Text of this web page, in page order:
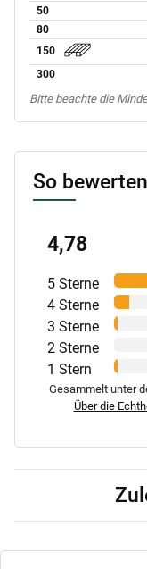
50
80
150
300
xBitte beachte die
So
4,78
5 Sterne
4 Sterne
3 Sterne
2 Sterne
1 Stern
Gesammelt unter
Über die